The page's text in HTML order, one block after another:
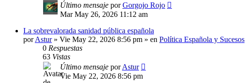
Último mensaje porGorgojo Rojo
Mar May 26, 2026 11:12 am
La sobrevalorada sanidad pública española
porAstur» Vie May 22, 2026 8:56 pm » en Política Española y Sucesos
0 Respuestas
63 Vistas
Último mensaje porAstur
Vie May 22, 2026 8:56 pm